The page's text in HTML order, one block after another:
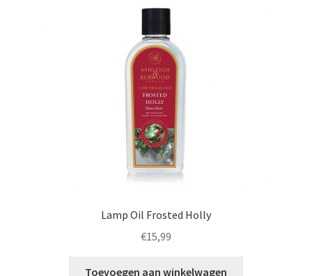
Lamp Oil Frosted Holly
€15,99
Toevoegen aan winkelwagen